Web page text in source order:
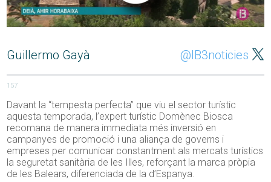
Guillermo Gayà @IB3noticies
157
Davant la “tempesta perfecta” que viu el sector turístic
aquesta temporada, l’expert turístic Domènec Biosca
recomana de manera immediata més inversió en
campanyes de promoció i una aliança de governs i
empreses per comunicar constantment als mercats turístics
la seguretat sanitària de les Illes, reforçant la marca pròpia
de les Balears, diferenciada de la d’Espanya.